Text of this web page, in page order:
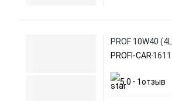
PROF 10W40
PROFI-CAR
5.0 1отзыв